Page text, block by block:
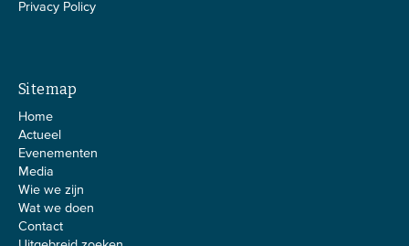
Privacy Policy
Sitemap
Home
Actueel
Evenementen
Media
Wie we zijn
Wat we doen
Contact